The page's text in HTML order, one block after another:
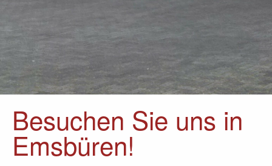
Besuchen Sie uns in
Emsbüren!